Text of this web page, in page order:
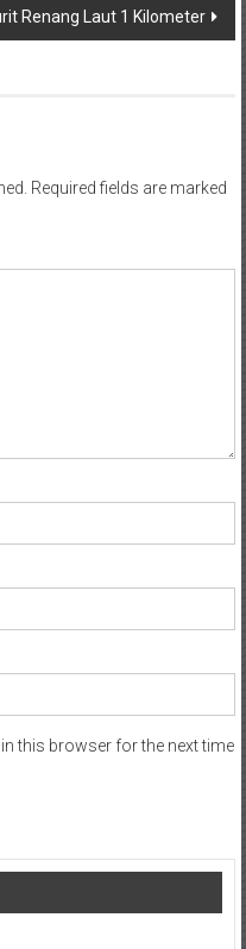
Renang Laut 1 Kilometer
Required fields are marked
this browser for the next time